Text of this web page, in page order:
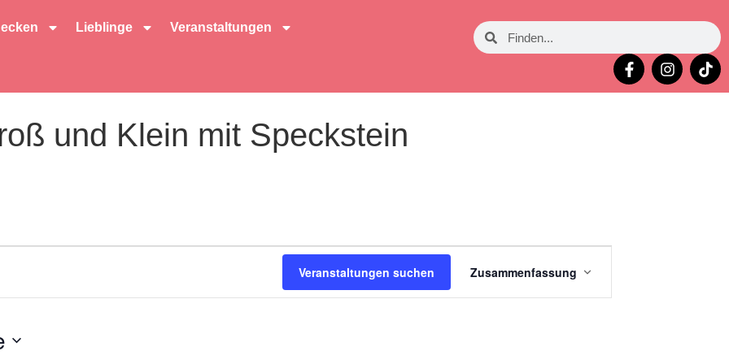
Lieblinge Veranstaltungen
und Klein mit Speckstein
Veranstaltungen suchen
Ansichten-
Zusammenfassung